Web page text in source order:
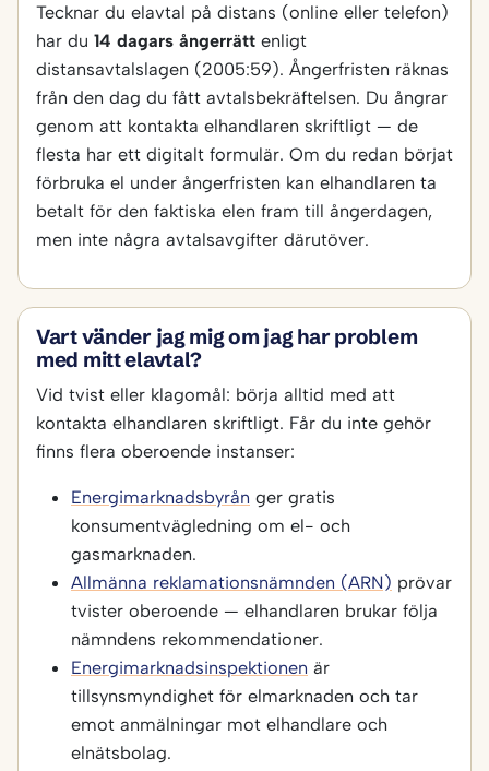
Tecknar du elavtal på distans (online eller telefon)
har du 14 dagars ångerrätt enligt
distansavtalslagen (2005:59). Ångerfristen räknas
från den dag du fått avtalsbekräftelsen. Du ångrar
genom att kontakta elhandlaren skriftligt — de
flesta har ett digitalt formulär. Om du redan börjat
förbruka el under ångerfristen kan elhandlaren ta
betalt för den faktiska elen fram till ångerdagen,
men inte några avtalsavgifter därutöver.
Vart vänder jag mig om jag har problem
med mitt elavtal?
Vid tvist eller klagomål: börja alltid med att
kontakta elhandlaren skriftligt. Får du inte gehör
finns flera oberoende instanser:
Energimarknadsbyrån ger gratis
konsumentvägledning om el- och
gasmarknaden.
Allmänna reklamationsnämnden (ARN) prövar
tvister oberoende — elhandlaren brukar följa
nämndens rekommendationer.
Energimarknadsinspektionen är
tillsynsmyndighet för elmarknaden och tar
emot anmälningar mot elhandlare och
elnätsbolag.